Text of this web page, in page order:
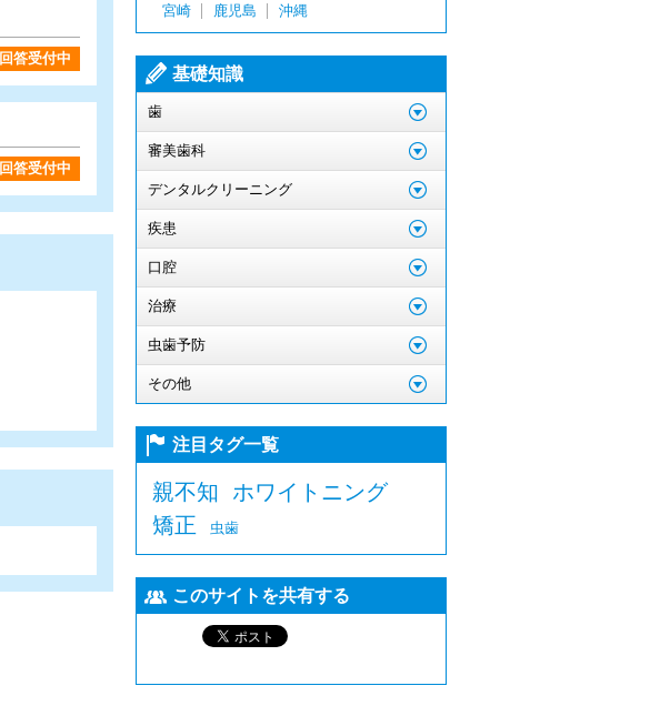
回答受付中
回答受付中
宮崎
鹿児島 沖縄
基礎知識
歯
審美歯科
デンタルクリーニング
疾患
口腔
治療
虫歯予防
その他
注目タグ一覧
親不知
ホワイトニング
矯正
虫歯
このサイトを共有する